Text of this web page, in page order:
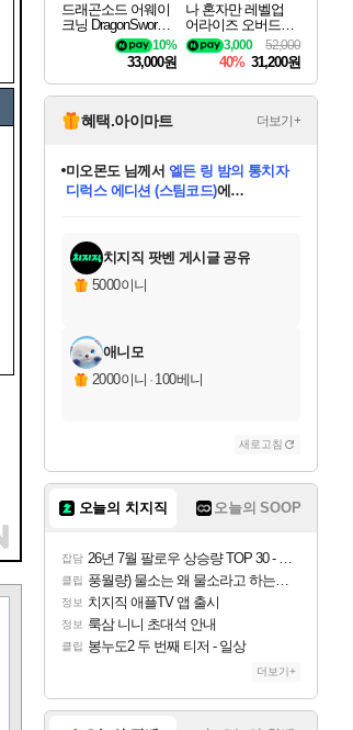
드래곤소드 어웨이
크닝 DragonSword A
10%
33,000원
나 혼자만 레벨업
어라이즈 오버드라
이브 디럭스 에디션
Solo Leveling Arise
Overdrive Deluxe Edi
tion
52,000
3,000
40% 31,200원
혜택.아이마트 더보기+
교환.
당첨되셨습니다.
당첨되셨습니다.
당첨되셨습니다.
미오몬도님께서 엘든 링 밤의 통치자
디럭스 에디션 (스팀코드)에
당첨되셨습니다.
당첨되셨습니다.
당첨되셨습니다.
에디션 (스팀코드)를 교환.
당첨되셨습니다.
치지직 팟벤 게시글 공유
5000이니
애니모
2000이니 · 100베니
새로고침
오늘의 치지직 오늘의 SOOP
잡담 26년 7월 팔로우 상승량 TOP 30 - 월간 치지직
클립 풍월량) 물소는 왜 물소라고 하는거야? 아! 그만 ㅋㅋ
정보 치지직 애플TV 앱 출시
정보 룩삼 니니 초대석 안내
클립 봉누도2 두 번째 티저 - 일상
더보기+